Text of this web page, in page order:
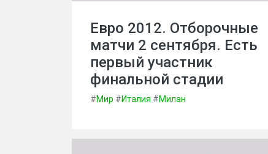
Евро 2012. Отборочные
матчи 2 сентября. Есть
первый участник
финальной стадии
#Мир #Италия #Милан